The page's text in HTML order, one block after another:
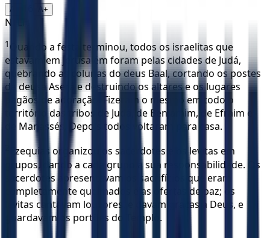
A- A+
NTLH
1 Quando a festa terminou, todos os israelitas que
estavam em Jerusalém foram pelas cidades de Judá,
quebrando as colunas do deus Baal, cortando os postes
da deusa Aserá e destruindo os altares e os lugares
pagãos de adoração. Fizeram o mesmo em todo o
território das tribos de Judá, de Benjamim, de Efraim e
de Manassés. Depois todos voltaram para casa.
Ezequias organizou os sacerdotes e os levitas em
grupos, dando a cada grupo a sua responsabilidade. Os
sacerdotes apresentavam os sacrifícios que eram
completamente queimados e as ofertas de paz; os
levitas cantavam louvores, e davam graças a Deus, e
guardavam os portões do Templo.